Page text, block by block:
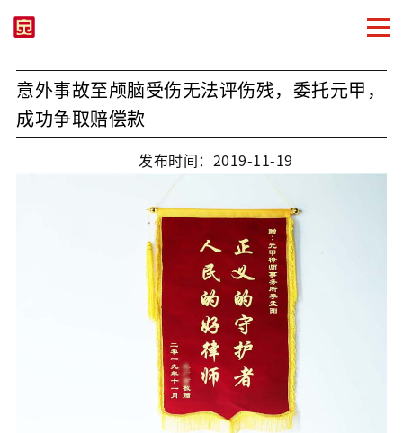
意外事故至颅脑受伤无法评伤残，委托元甲，
成功争取赔偿款
发布时间：2019-11-19